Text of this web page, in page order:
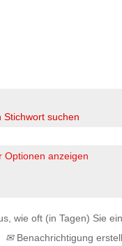
Stichwort suchen
Optionen anzeigen
wie oft (in Tagen) Sie
Benachrichtigung